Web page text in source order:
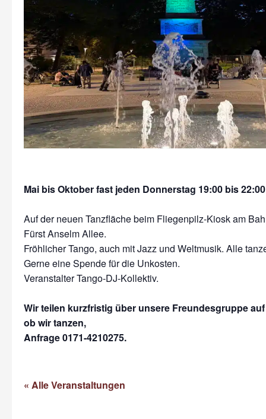
Mai bis Oktober fast jeden Donnerstag 19:00 bis
Auf der neuen Tanzfläche beim Fliegenpilz-Kiosk am
Fürst Anselm Allee.
Fröhlicher Tango, auch mit Jazz und Weltmusik. Alle
Gerne eine Spende für die Unkosten.
Veranstalter Tango-DJ-Kollektiv.
Wir teilen kurzfristig über unsere Freundesgruppe
ob wir tanzen,
Anfrage 0171-4210275.
« Alle Veranstaltungen